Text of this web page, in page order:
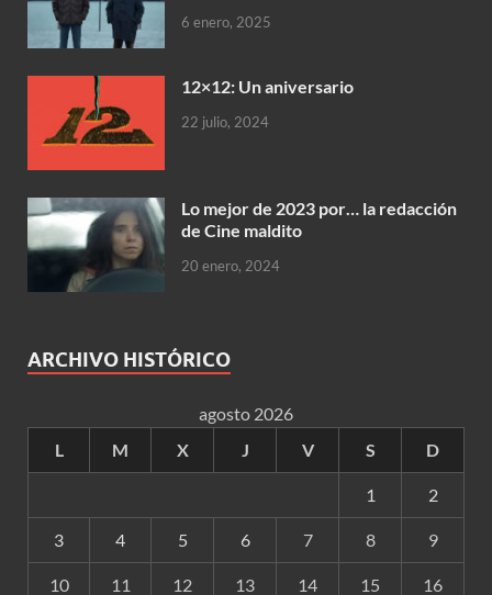
6 enero, 2025
12×12: Un aniversario
22 julio, 2024
Lo mejor de 2023 por… la redacción
de Cine maldito
20 enero, 2024
ARCHIVO HISTÓRICO
agosto 2026
L
M X J V S D
1 2
3 4 5 6 7 8 9
10 11 12 13 14 15 16